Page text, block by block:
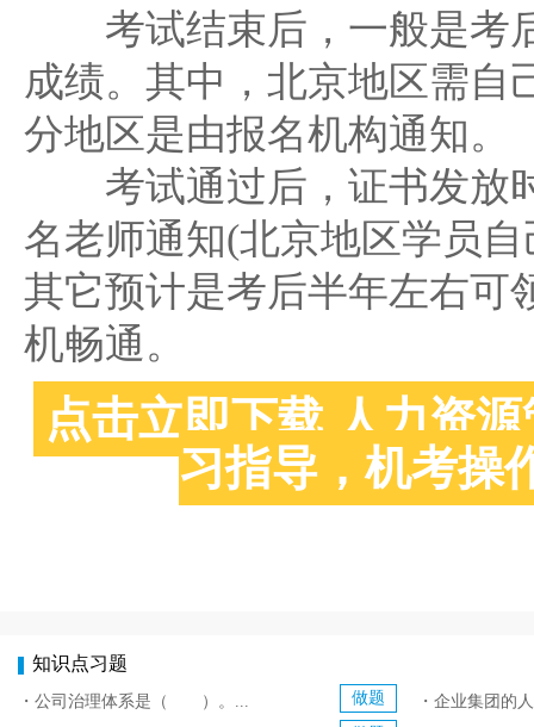
考试结束后，一般是考
成绩。其中，北京地区需自
分地区是由报名机构通知。
考试通过后，证书发放
名老师通知(北京地区学员
其它预计是考后半年左右可
机畅通。
点击立即下载 人力资
习指导，机考操
知识点习题
做题
・公司治理体系是（ ）。...
・企业集团